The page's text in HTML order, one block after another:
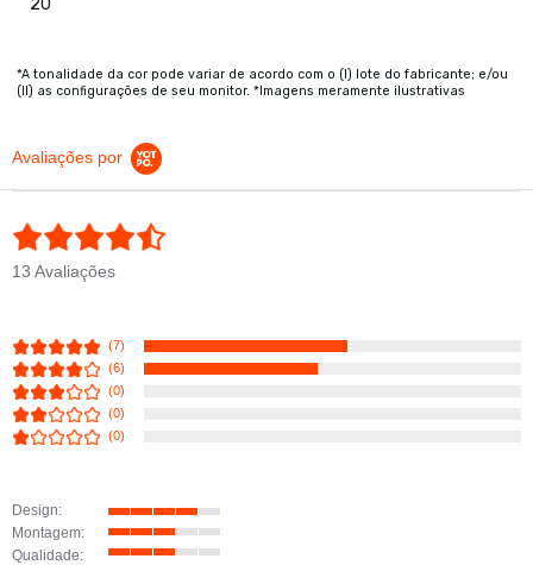
*A tonalidade da cor pode variar de acordo com o (I) lote do fabricante; e/ou
(II) as configurações de seu monitor. *Imagens meramente ilustrativas
Avaliações por
13 Avaliações
(7)
(6)
(0)
(0)
(0)
Design:
Montagem:
Qualidade:
4 of 5 rating
3 of 5 rating